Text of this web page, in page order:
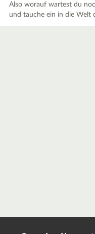
Also worauf wartest du
und tauche ein in die Welt